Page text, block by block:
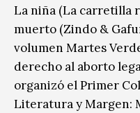
La niña (La carretilla
muerto (Zindo &
volumen Martes
derecho al aborto
organizó el Primer
Literatura y Margen: